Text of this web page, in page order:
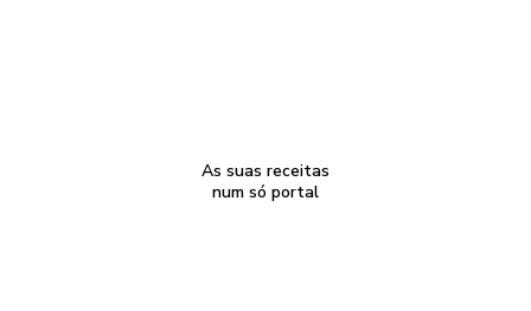
As suas receitas
num só portal